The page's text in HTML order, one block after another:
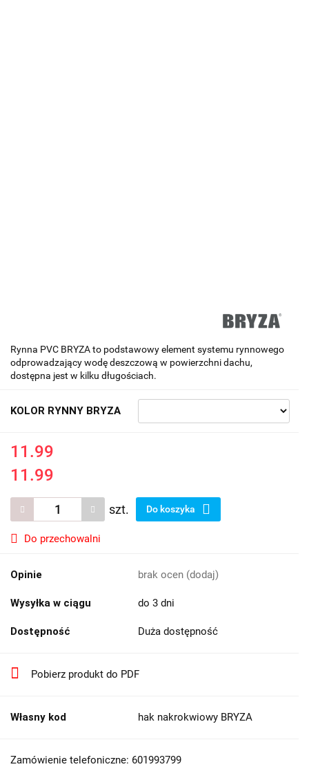
Rynna PVC BRYZA to podstawowy element systemu rynnowego
odprowadzający wodę deszczową w powierzchni dachu,
dostępna jest w kilku długościach.
KOLOR RYNNY BRYZA
11.99
11.99
szt. Do koszyka
Do przechowalni
Opinie brak ocen (dodaj)
Wysyłka w ciągu do 3 dni
Dostępność Duża dostępność
Pobierz produkt do PDF
Własny kod hak nakrokwiowy BRYZA
Zamówienie telefoniczne: 601993799